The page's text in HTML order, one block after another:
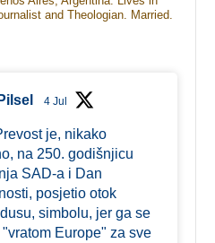
and Theologian. Married.
4 Jul
je, nikako
na 250. godišnjicu
SAD-a i Dan
posjetio otok
simbolu, jer ga se
Europe" za sve